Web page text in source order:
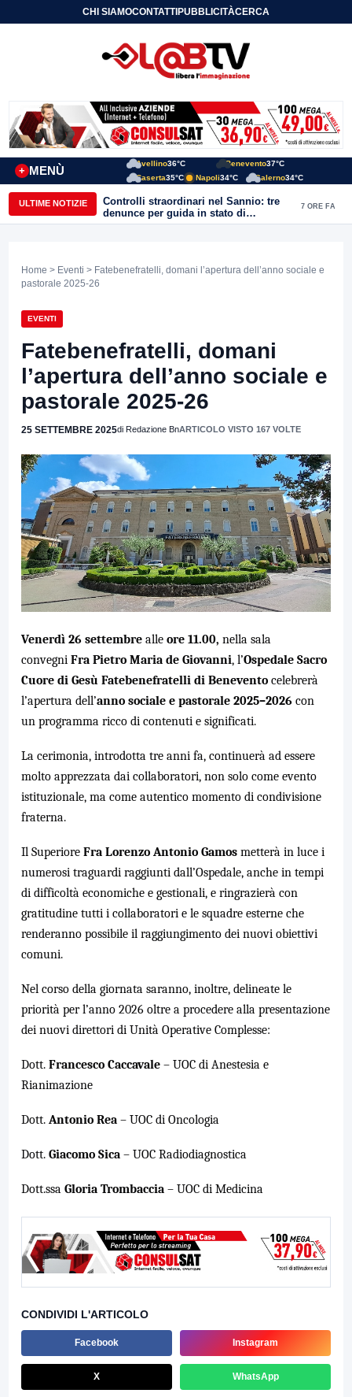
CHI SIAMOCONTATTIPUBBLICITÀCERCA
MENÙ
+
Avellino36°C Benevento37°C
Caserta35°C Napoli34°C Salerno34°C
ULTIME NOTIZIE
Controlli straordinari nel Sannio: tre
denunce per guida in stato di
ebbrezza, un arresto e 1.500 kg di
7 ORE FA
Home > Eventi > Fatebenefratelli, domani l’apertura dell’anno sociale e
pastorale 2025-26
EVENTI
Fatebenefratelli, domani
l’apertura dell’anno sociale e
pastorale 2025-26
25 SETTEMBRE 2025di Redazione BnARTICOLO VISTO 167 VOLTE
Venerdì 26 settembre alle ore 11.00, nella sala
convegni Fra Pietro Maria de Giovanni, l’Ospedale Sacro
Cuore di Gesù Fatebenefratelli di Benevento celebrerà
l’apertura dell’anno sociale e pastorale 2025–2026 con
un programma ricco di contenuti e significati.
La cerimonia, introdotta tre anni fa, continuerà ad essere
molto apprezzata dai collaboratori, non solo come evento
istituzionale, ma come autentico momento di condivisione
fraterna.
Il Superiore Fra Lorenzo Antonio Gamos metterà in luce i
numerosi traguardi raggiunti dall’Ospedale, anche in tempi
di difficoltà economiche e gestionali, e ringrazierà con
gratitudine tutti i collaboratori e le squadre esterne che
renderanno possibile il raggiungimento dei nuovi obiettivi
comuni.
Nel corso della giornata saranno, inoltre, delineate le
priorità per l’anno 2026 oltre a procedere alla presentazione
dei nuovi direttori di Unità Operative Complesse:
Dott. Francesco Caccavale – UOC di Anestesia e
Rianimazione
Dott. Antonio Rea – UOC di Oncologia
Dott. Giacomo Sica – UOC Radiodiagnostica
Dott.ssa Gloria Trombaccia – UOC di Medicina
CONDIVIDI L'ARTICOLO
Facebook Instagram
X WhatsApp